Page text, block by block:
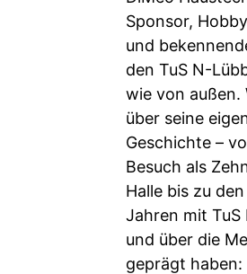
Sponsor,
und
den TuS N-
wie von außen.
über seine
Geschichte –
Besuch als
Halle bis zu
Jahren mit
und über die
geprägt haben: